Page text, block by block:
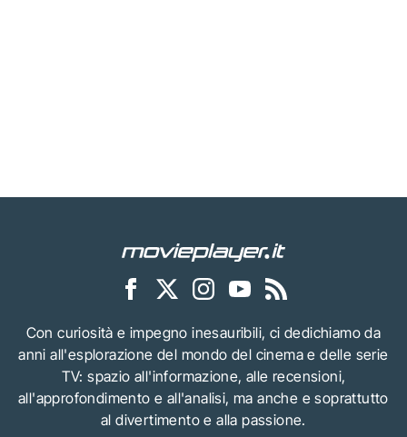
Con curiosità e impegno inesauribili, ci dedichiamo da
anni all'esplorazione del mondo del cinema e delle serie
TV: spazio all'informazione, alle recensioni,
all'approfondimento e all'analisi, ma anche e soprattutto
al divertimento e alla passione.